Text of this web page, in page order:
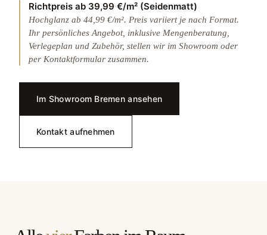
Richtpreis ab 39,99 €/m² (Seidenmatt)
Hochglanz ab 44,99 €/m². Preis variiert je nach Format.
Ihr persönliches Angebot, inklusive Mengenberatung,
Verlegeplan und Zubehör, stellen wir im Showroom oder
per Kontaktformular zusammen.
Im Showroom Bremen ansehen
Kontakt aufnehmen